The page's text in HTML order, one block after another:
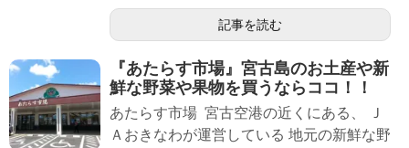
記事を読む
『あたらす市場』宮古島のお土産や新
鮮な野菜や果物を買うならココ！！
あたらす市場 宮古空港の近くにある、 Ｊ
Ａおきなわが運営している 地元の新鮮な野